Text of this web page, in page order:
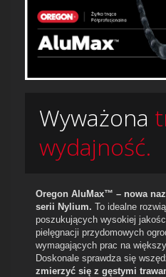
Wyważona
wydajność.
Oregon AluMax™ – nowa
serii Nylium. To idealne
poszukujących wysokiej
pielęgnacji przydomowych
wymagających prac na
Doskonale sprawdza się
zmierzyć się z gęstymi